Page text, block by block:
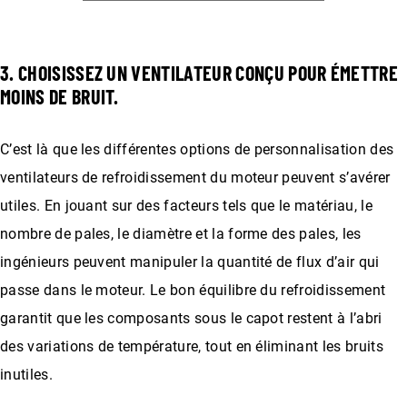
3. CHOISISSEZ UN VENTILATEUR CONÇU POUR ÉMETTRE
MOINS DE BRUIT.
C’est là que les différentes options de personnalisation des
ventilateurs de refroidissement du moteur peuvent s’avérer
utiles. En jouant sur des facteurs tels que le matériau, le
nombre de pales, le diamètre et la forme des pales, les
ingénieurs peuvent manipuler la quantité de flux d’air qui
passe dans le moteur. Le bon équilibre du refroidissement
garantit que les composants sous le capot restent à l’abri
des variations de température, tout en éliminant les bruits
inutiles.